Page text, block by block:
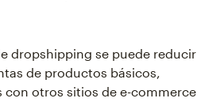
dropshipping se puede reducir
de productos básicos,
con otros sitios de e-commerce